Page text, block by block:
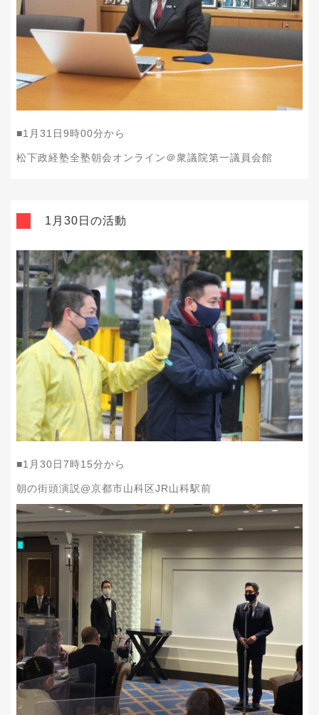
■1月31日9時00分から
松下政経塾全塾朝会オンライン＠衆議院第一議員会館
1月30日の活動
■1月30日7時15分から
朝の街頭演説@京都市山科区JR山科駅前